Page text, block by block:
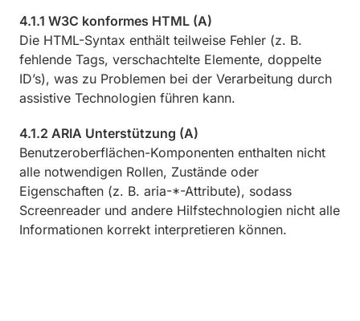
4.1.1 W3C konformes HTML (A)
Die HTML-Syntax enthält teilweise Fehler (z. B.
fehlende Tags, verschachtelte Elemente, doppelte
ID’s), was zu Problemen bei der Verarbeitung durch
assistive Technologien führen kann.
4.1.2 ARIA Unterstützung (A)
Benutzeroberflächen-Komponenten enthalten nicht
alle notwendigen Rollen, Zustände oder
Eigenschaften (z. B. aria-*-Attribute), sodass
Screenreader und andere Hilfstechnologien nicht alle
Informationen korrekt interpretieren können.